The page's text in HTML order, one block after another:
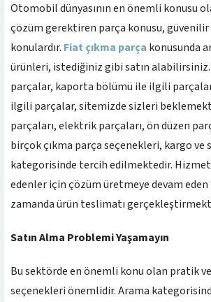
Otomobil dünyasının en önemli konusu
çözüm gerektiren parça konusu,
konulardır. Fiat çıkma parça konusunda
ürünleri, istediğiniz gibi satın
parçalar, kaporta bölümü ile ilgili
ilgili parçalar, sitemizde sizleri
parçaları, elektrik parçaları, ön düzen
birçok çıkma parça seçenekleri, kargo ve
kategorisinde tercih edilmektedir.
edenler için çözüm üretmeye devam eden
zamanda ürün teslimatı
Satın Alma Problemi Yaşamayın
Bu sektörde en önemli konu olan pratik
seçenekleri önemlidir. Arama